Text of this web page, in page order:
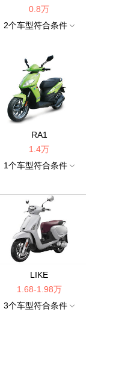
0.8万
2个车型符合条件
RA1
1.4万
1个车型符合条件
LIKE
1.68-1.98万
3个车型符合条件